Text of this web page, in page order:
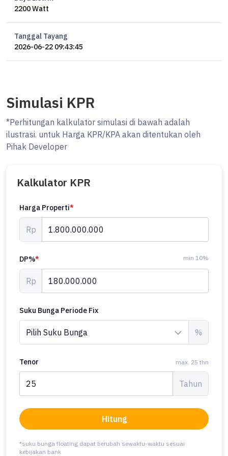
2200 Watt
Tanggal Tayang
2026-06-22 09:43:45
Simulasi KPR
*Perhitungan kalkulator simulasi di bawah adalah
ilustrasi. untuk Harga KPR/KPA akan ditentukan oleh
Pihak Developer
Kalkulator KPR
Harga Properti*
Rp
DP%* min 10%
Rp
Suku Bunga Periode Fix
%
Tenor max. 25 thn
Tahun
Hitung
*suku bunga floating dapat berubah sewaktu-waktu sesuai
kebijakan bank